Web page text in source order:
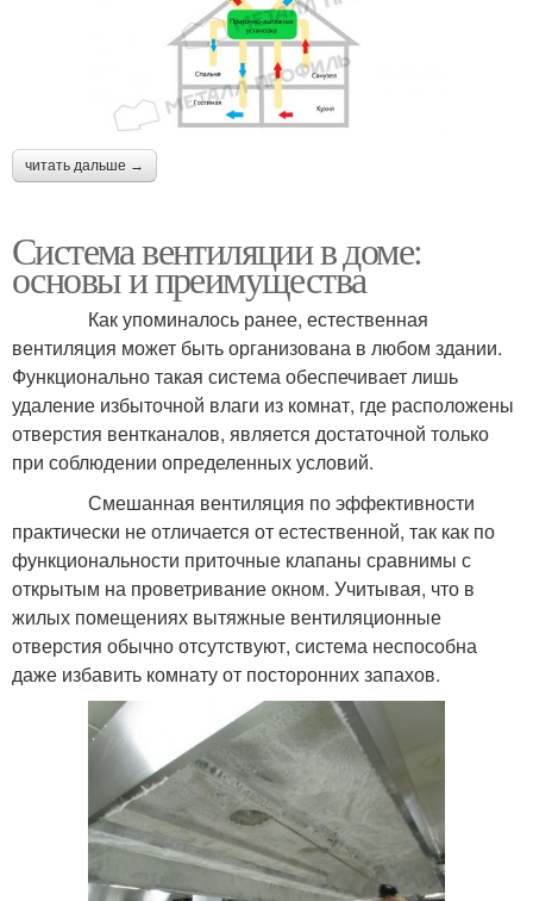
читать дальше →
Система вентиляции в доме:
основы и преимущества
Как упоминалось ранее, естественная
вентиляция может быть организована в любом здании.
Функционально такая система обеспечивает лишь
удаление избыточной влаги из комнат, где расположены
отверстия вентканалов, является достаточной только
при соблюдении определенных условий.
Смешанная вентиляция по эффективности
практически не отличается от естественной, так как по
функциональности приточные клапаны сравнимы с
открытым на проветривание окном. Учитывая, что в
жилых помещениях вытяжные вентиляционные
отверстия обычно отсутствуют, система неспособна
даже избавить комнату от посторонних запахов.